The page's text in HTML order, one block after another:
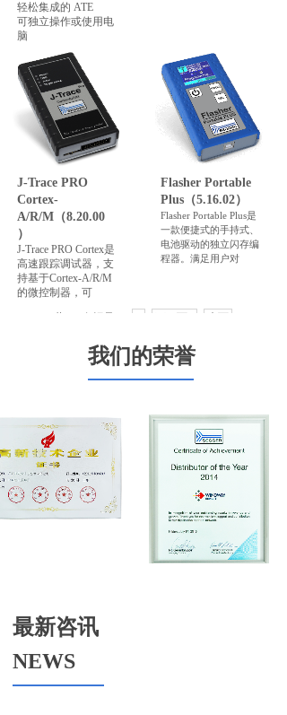
轻松集成的 ATE
可独立操作或使用电
脑
J-Trace PRO
Cortex-
A/R/M（8.20.00
）
J-Trace PRO Cortex是
高速跟踪调试器，支
持基于Cortex-A/R/M
的微控制器，可
Flasher Portable
Plus（5.16.02）
Flasher Portable Plus是
一款便捷式的手持式、
电池驱动的独立闪存编
程器。满足用户对
我们的荣誉
NEWS
最新咨讯